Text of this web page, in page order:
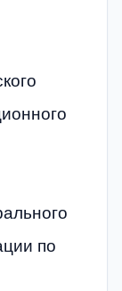
по